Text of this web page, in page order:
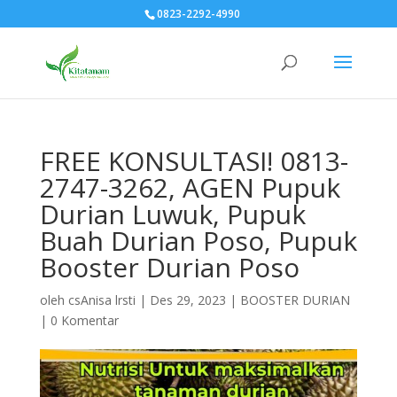
0823-2292-4990
FREE KONSULTASI! 0813-
2747-3262, AGEN Pupuk
Durian Luwuk, Pupuk
Buah Durian Poso, Pupuk
Booster Durian Poso
oleh csAnisa lrsti | Des 29, 2023 | BOOSTER DURIAN
| 0 Komentar